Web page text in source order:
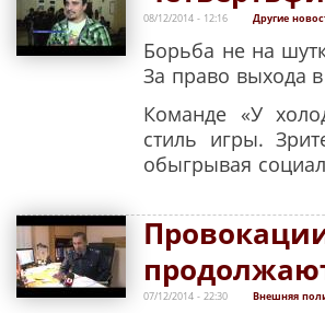
08/12/2014 - 12:16 Другие
Борьба не на
За право выхода
Команде «У
стиль игры.
обыгрывая
07/12/2014 - 22:30 Внешняя